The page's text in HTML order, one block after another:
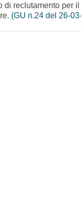
di reclutamento per
(GU n.24 del 26-